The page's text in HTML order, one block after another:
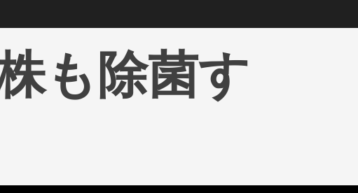
も除菌す